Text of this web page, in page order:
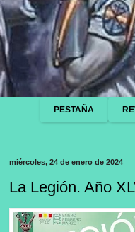
PESTAÑA
miércoles, 24 de enero de 2024
La Legión. Año